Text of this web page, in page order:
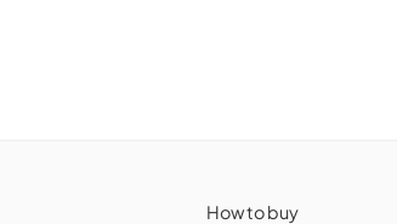
How to buy